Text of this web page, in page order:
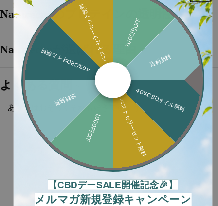
Naturecanのプロテインの透明性
Naturecanが選ばれる理由
よくある質問
あなたはおそらくそれも好きでしょう....
1,000円OFF
送料無料
40%CBDオイル無料
ベストセラーセット無料
1,000円OFF
送料無料
40%CBDオイル無料
ベストセラーセット無料
【CBDデーSALE開催記念🎉】
メルマガ新規登録キャンペーン